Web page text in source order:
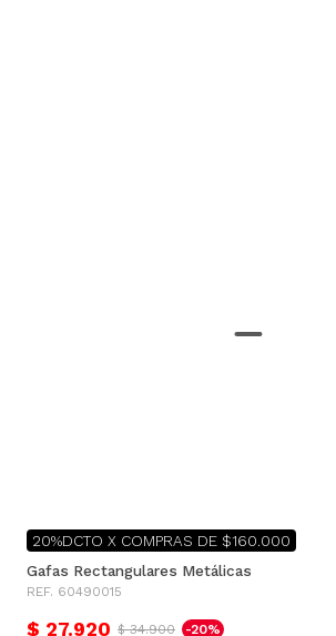
20%DCTO X COMPRAS DE $160.000
Gafas Rectangulares Metálicas
REF. 60490015
$ 27.920 $ 34.900 -20%